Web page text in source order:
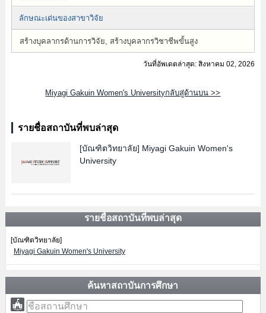
ลักษณะเด่นของสาขาวิจัย
สร้างบุคลากรด้านการวิจัย, สร้างบุคลากรวิชาชีพขั้นสูง
วันที่อัพเดตล่าสุด: สิงหาคม 02, 2026
Miyagi Gakuin Women's Universityกลับสู่ด้านบน >>
รายชื่อสถาบันที่พบล่าสุด
[บัณฑิตวิทยาลัย] Miyagi Gakuin Women's
University
รายชื่อสถาบันที่พบล่าสุด
[บัณฑิตวิทยาลัย]
Miyagi Gakuin Women's University
ค้นหาสถาบันการศึกษา